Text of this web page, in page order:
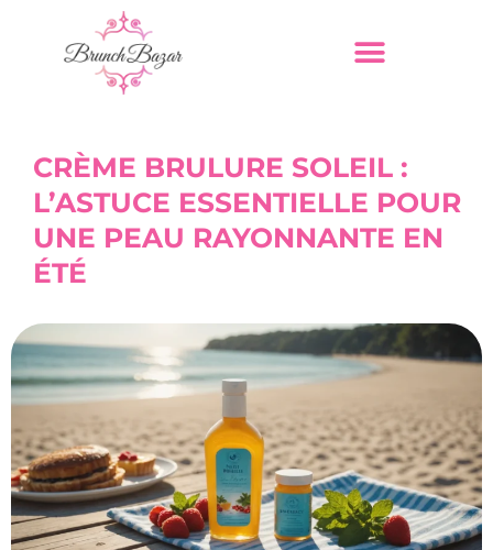
CRÈME BRULURE SOLEIL :
L’ASTUCE ESSENTIELLE POUR
UNE PEAU RAYONNANTE EN
ÉTÉ